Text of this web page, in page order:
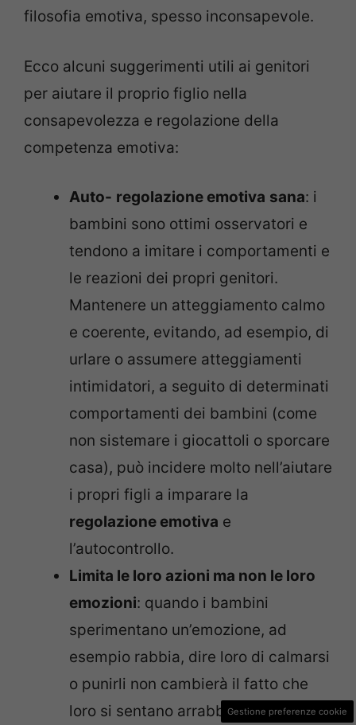
filosofia emotiva, spesso inconsapevole.
Ecco alcuni suggerimenti utili ai genitori
per aiutare il proprio figlio nella
consapevolezza e regolazione della
competenza emotiva:
Auto- regolazione emotiva sana: i
bambini sono ottimi osservatori e
tendono a imitare i comportamenti e
le reazioni dei propri genitori.
Mantenere un atteggiamento calmo
e coerente, evitando, ad esempio, di
urlare o assumere atteggiamenti
intimidatori, a seguito di determinati
comportamenti dei bambini (come
non sistemare i giocattoli o sporcare
casa), può incidere molto nell’aiutare
i propri figli a imparare la
regolazione emotiva e
l’autocontrollo.
Limita le loro azioni ma non le loro
emozioni: quando i bambini
sperimentano un’emozione, ad
esempio rabbia, dire loro di calmarsi
o punirli non cambierà il fatto che
loro si sentano arrabbiati. AlGestione preferenze cookie